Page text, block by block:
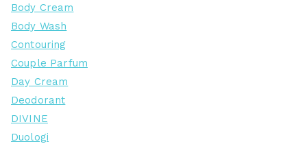
Body Cream
Body Wash
Contouring
Couple Parfum
Day Cream
Deodorant
DIVINE
Duologi